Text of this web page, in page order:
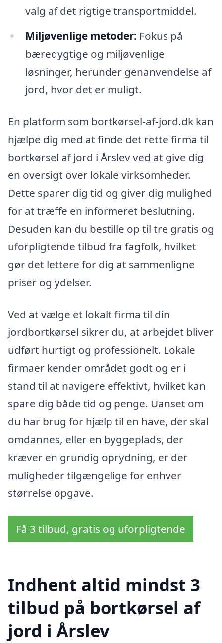
valg af det rigtige transportmiddel.
Miljøvenlige metoder: Fokus på
bæredygtige og miljøvenlige
løsninger, herunder genanvendelse af
jord, hvor det er muligt.
En platform som bortkørsel-af-jord.dk kan
hjælpe dig med at finde det rette firma til
bortkørsel af jord i Årslev ved at give dig
en oversigt over lokale virksomheder.
Dette sparer dig tid og giver dig mulighed
for at træffe en informeret beslutning.
Desuden kan du bestille op til tre gratis og
uforpligtende tilbud fra fagfolk, hvilket
gør det lettere for dig at sammenligne
priser og ydelser.
Ved at vælge et lokalt firma til din
jordbortkørsel sikrer du, at arbejdet bliver
udført hurtigt og professionelt. Lokale
firmaer kender området godt og er i
stand til at navigere effektivt, hvilket kan
spare dig både tid og penge. Uanset om
du har brug for hjælp til en have, der skal
omdannes, eller en byggeplads, der
kræver en grundig oprydning, er der
muligheder tilgængelige for enhver
størrelse opgave.
Få 3 tilbud, gratis og uforpligtende
Indhent altid mindst 3
tilbud på bortkørsel af
jord i Årslev